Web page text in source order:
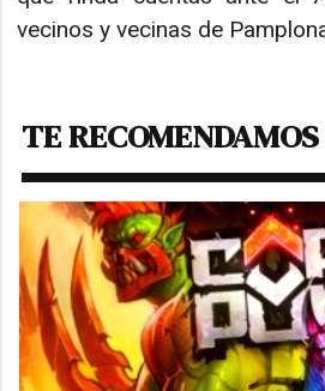
vecinos y vecinas de
TE RECOMENDAMOS